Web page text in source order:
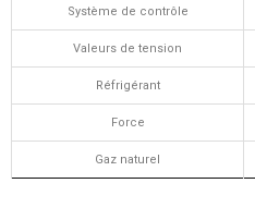
Système de contrôle
Valeurs de tension
Réfrigérant
Force
Gaz naturel